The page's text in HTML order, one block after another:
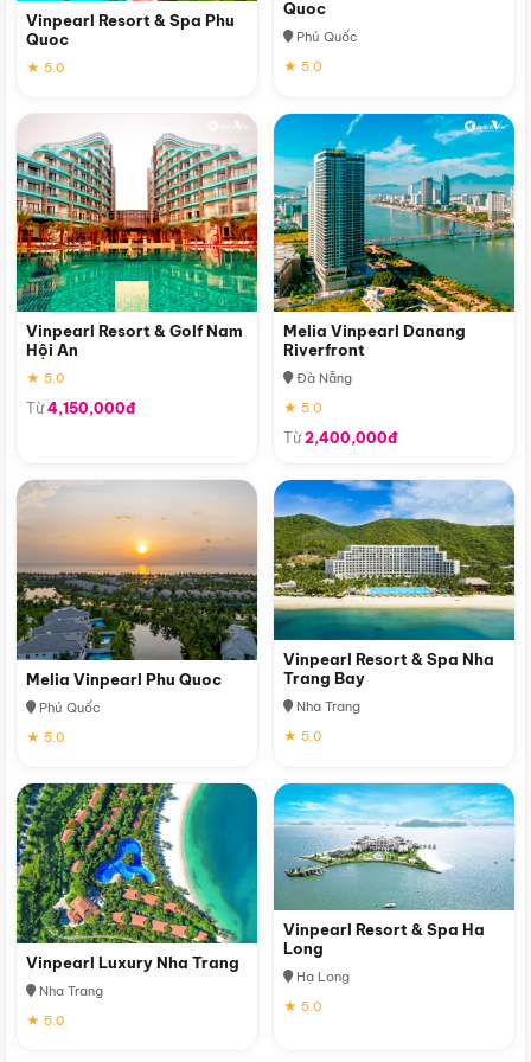
Vinpearl Resort & Spa Phu
Quoc
★ 5.0
Quoc
Phú Quốc
★ 5.0
Vinpearl Resort & Golf Nam
Hội An
★ 5.0
Từ4,150,000đ
Melia Vinpearl Danang
Riverfront
Đà Nẵng
★ 5.0
Từ2,400,000đ
Melia Vinpearl Phu Quoc
Phú Quốc
★ 5.0
Vinpearl Resort & Spa Nha
Trang Bay
Nha Trang
★ 5.0
Vinpearl Luxury Nha Trang
Nha Trang
★ 5.0
Vinpearl Resort & Spa Ha
Long
Hạ Long
★ 5.0